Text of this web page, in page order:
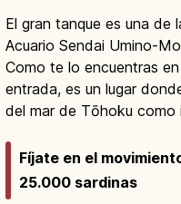
El gran tanque es una de
Acuario Sendai Umino-
Como te lo encuentras
entrada, es un lugar
del mar de Tōhoku como
Fíjate en el
25.000 sardinas